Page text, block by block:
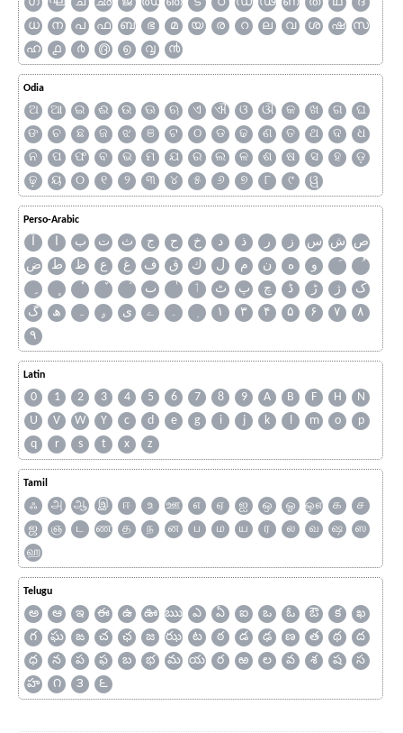
ധ
ന പ ഫ ബ ഭ മ യ ര റ ല വ ശ ഷ
സ
ഹ
൧ ൪ ൫ ൭ ൮ ൯
Odia
ଅ ଆ ଇ ଈ ଉ ଊ ଋ ଏ ଐ ଓ ଔ କ ଖ ଗ
ଘ
ଙ
ଚ ଛ ଜ ଝ ଞ ଟ ଠ ଡ ଢ ଣ ତ ଥ ଦ
ଧ
ନ
ପ ଫ ବ ଭ ମ ଯ ର ଲ ଳ ଶ ଷ ସ ହ
ଡ଼
ଢ଼
ୟ ୦ ୧ ୨ ୩ ୪ ୫ ୬ ୭ ୮ ୯ ୱ
Perso-Arabic
آ ا ب ت ث ج ح خ د ذ ر ز س ش ص
ض
ط ظ ع غ ف ق ك ل م ن ه
و
ٮ
ٲ ٹ پ چ ڈ ڑ ژ
ک
گ
ھ ہ ۄ ی ے ۔ ۱ ۳ ۴ ۵ ۶ ۷
۸
۹
Latin
0 1 2 3 4 5 6 7 8 9 A B F H
N
U
V W Y c d e g i j k l m o
p
q
r s t x z
Tamil
ஃ அ ஆ இ ஈ உ ஊ எ ஏ ஐ ஒ ஓ ஔ க
ச
ஜ
ஞ ட ண த ந ன ப ம ய ர ல வ ஷ
ஸ
ஹ
Telugu
అ ఆ ఇ ఈ ఉ ఊ ఋ ఎ ఏ ఐ ఒ ఓ ఔ క
ఖ
గ
ఘ ఙ చ ఛ జ ఝ ట ఠ డ ఢ ణ త థ
ద
ధ
న ప ఫ బ భ మ య ర ఱ ల వ శ ష
స
హ
౧ ౩ ౬